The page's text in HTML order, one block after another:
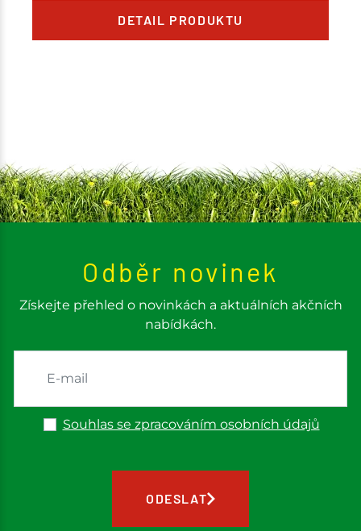
DETAIL PRODUKTU
Odběr novinek
Získejte přehled o novinkách a aktuálních akčních
nabídkách.
Souhlas se zpracováním osobních údajů
ODESLAT